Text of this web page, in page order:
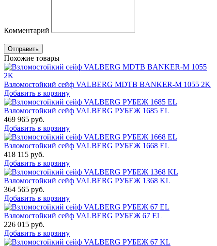
Комментарий
Отправить
Похожие товары
Взломостойкий сейф VALBERG MDTB BANKER-M 1055 2K
Добавить в корзину
Взломостойкий сейф VALBERG РУБЕЖ 1685 EL
469 965 руб.
Добавить в корзину
Взломостойкий сейф VALBERG РУБЕЖ 1668 EL
418 115 руб.
Добавить в корзину
Взломостойкий сейф VALBERG РУБЕЖ 1368 KL
364 565 руб.
Добавить в корзину
Взломостойкий сейф VALBERG РУБЕЖ 67 EL
226 015 руб.
Добавить в корзину